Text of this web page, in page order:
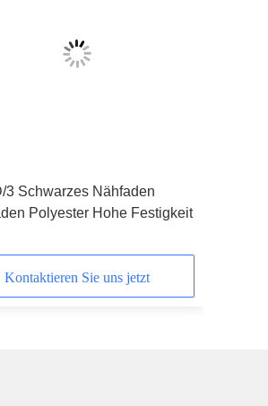
3 Schwarzes Nähfaden
Polyester Hohe Festigkeit
Kontaktieren Sie uns jetzt